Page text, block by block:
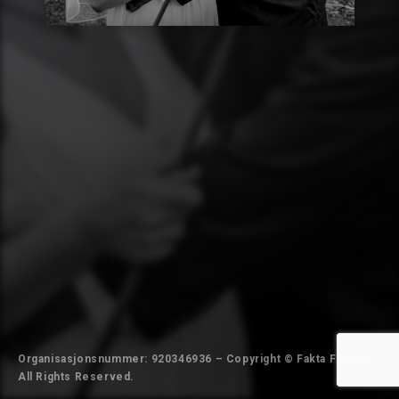
Organisasjonsnummer: 920346936 – Copyright © Fakta Film AS.
All Rights Reserved.